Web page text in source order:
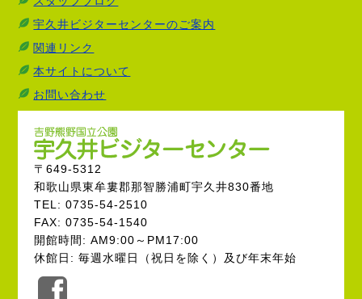
宇久井ビジターセンターのご案内
関連リンク
本サイトについて
お問い合わせ
〒649-5312
和歌山県東牟婁郡那智勝浦町宇久井830番地
TEL: 0735-54-2510
FAX: 0735-54-1540
開館時間: AM9:00～PM17:00
休館日: 毎週水曜日（祝日を除く）及び年末年始